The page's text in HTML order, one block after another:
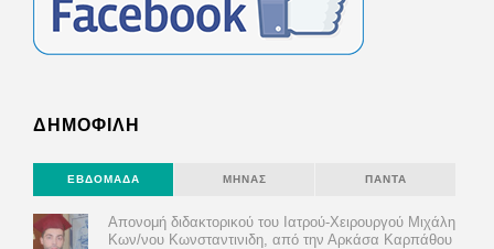
ΔΗΜΟΦΙΛΗ
ΕΒΔΟΜΆΔΑ ΜΉΝΑΣ ΠΆΝΤΑ
Απονομή διδακτορικού του Ιατρού-Χειρουργού Μιχάλη
Κων/νου Κωνσταντινιδη, από την Αρκάσα Καρπάθου